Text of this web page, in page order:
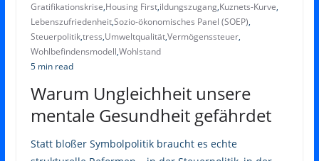
Gratifikationskrise,Housing First,ildungszugang,Kuznets-Kurve,
Lebenszufriedenheit,Sozio-ökonomisches Panel (SOEP),
Steuerpolitik,tress,Umweltqualität,Vermögenssteuer,
Wohlbefindensmodell,Wohlstand
5 min read
Warum Ungleichheit unsere
mentale Gesundheit gefährdet
Statt bloßer Symbolpolitik braucht es echte